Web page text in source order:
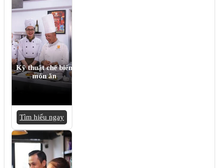
Kỹ thuật chế biến
món ăn
Tìm hiểu ngay